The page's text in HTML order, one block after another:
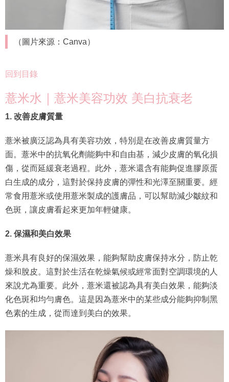
（圖片來源：Canva）
回到目錄
薏米水｜薏米美容功效 美白抗衰老
1. 改善皮膚質量
薏米被廣泛認為具有美容功效，特別是在改善皮膚質量方
面。薏米中的抗氧化劑能夠中和自由基，減少皮膚的氧化損
傷，從而延緩衰老過程。此外，薏米還含有能夠促進膠原蛋
白生成的成分，這對於保持皮膚的彈性和光澤至關重要。經
常食用薏米或使用薏米製成的護膚品，可以幫助減少皺紋和
色斑，讓皮膚看起來更加年輕健康。
2. 保濕和美白效果
薏米具有良好的保濕效果，能夠幫助皮膚保持水分，防止乾
燥和脫皮。這對於生活在乾燥氣候或經常面對空調環境的人
來說尤為重要。此外，薏米還被認為具有美白效果，能夠淡
化色斑和均勻膚色。這是因為薏米中的某些成分能夠抑制黑
色素的生成，從而達到美白的效果。